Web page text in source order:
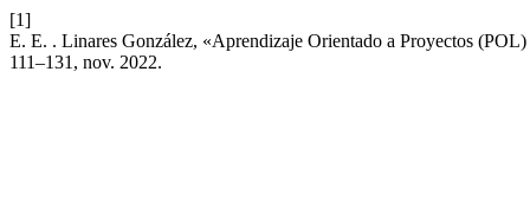
[1]
E. E. . Linares González, «Aprendizaje Orientado a Proyectos
111–131, nov. 2022.